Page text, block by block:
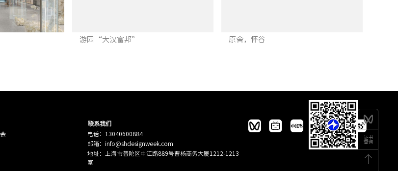
游园“大汉富邦” 原舍，怀谷
漂浮的房子 合序
联系我们
电话：13040600884
邮箱：info@shdesignweek.com
地址：上海市普陀区中江路889号曹杨商务大厦1212-1213
室